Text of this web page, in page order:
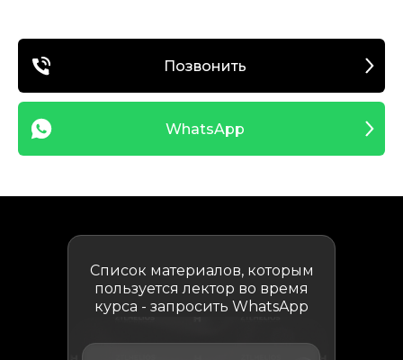
Позвонить
WhatsApp
Список материалов, которым
пользуется лектор во время
курса - запросить WhatsApp